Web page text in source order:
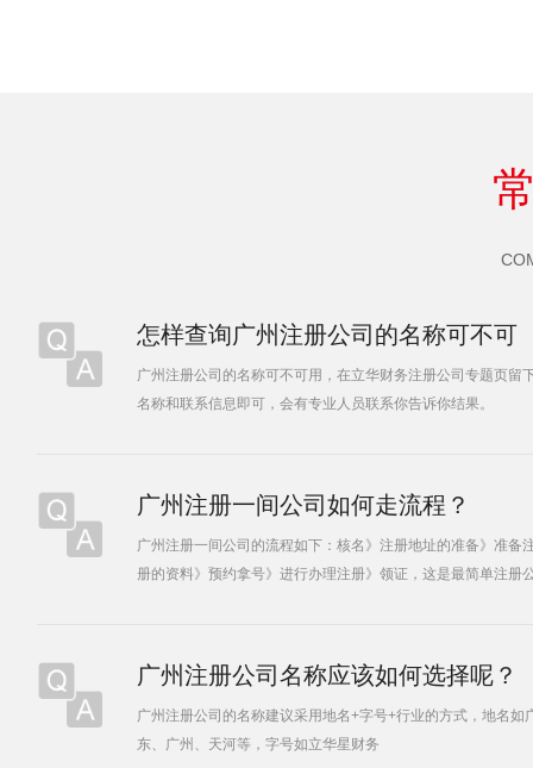
怎样查询广州注册公司的名称可不可
以用？
广州注册公司的名称可不可用，在立华财务注册公司专题页留
名称和联系信息即可，会有专业人员联系你告诉你结果。
广州注册一间公司如何走流程？
广州注册一间公司的流程如下：核名》注册地址的准备》准备
册的资料》预约拿号》进行办理注册》领证，这是最简单注册
广州注册公司名称应该如何选择呢？
广州注册公司的名称建议采用地名+字号+行业的方式，地名如
东、广州、天河等，字号如立华星财务